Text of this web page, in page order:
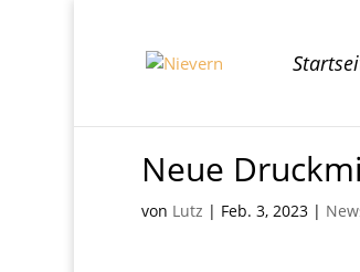
Neue
von Lutz | Feb. 3, 2023|